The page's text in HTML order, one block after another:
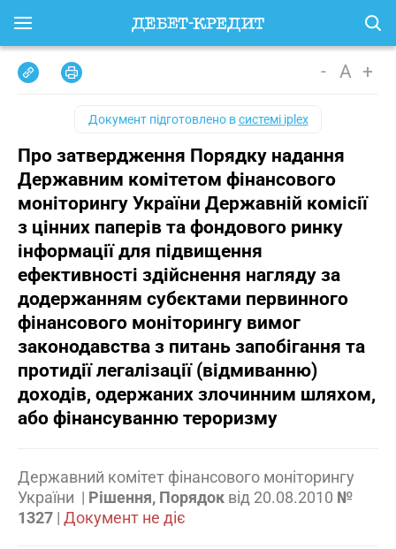
- A +
Документ підготовлено всистемі iplex
Про затвердження Порядку надання
Державним комітетом фінансового
моніторингу України Державній комісії
з цінних паперів та фондового ринку
інформації для підвищення
ефективності здійснення нагляду за
додержанням субєктами первинного
фінансового моніторингу вимог
законодавства з питань запобігання та
протидії легалізації (відмиванню)
доходів, одержаних злочинним шляхом,
або фінансуванню тероризму
Державний комітет фінансового моніторингу
України | Рішення, Порядок від 20.08.2010 №
1327 | Документ не діє